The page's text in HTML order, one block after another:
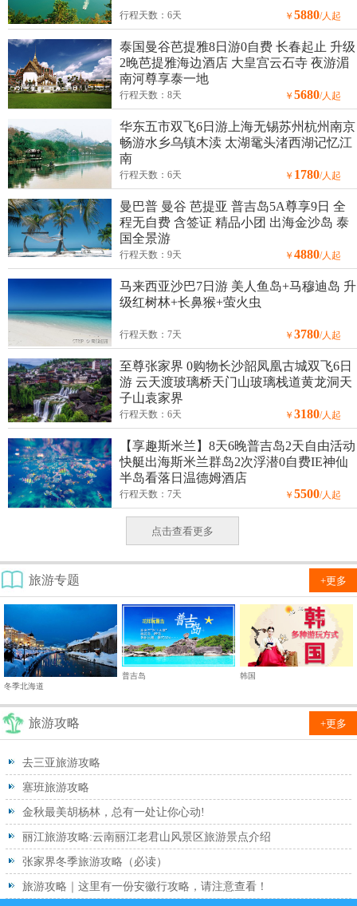
行程天数：6天 ￥ 5880/人起
泰国曼谷芭提雅8日游0自费 长春起止 升级
2晚芭提雅海边酒店 大皇宫云石寺 夜游湄
南河尊享泰一地
行程天数：8天 ￥ 5680/人起
华东五市双飞6日游上海无锡苏州杭州南京
畅游水乡乌镇木渎 太湖鼋头渚西湖记忆江
南
行程天数：6天 ￥ 1780/人起
曼巴普 曼谷 芭提亚 普吉岛5A尊享9日 全
程无自费 含签证 精品小团 出海金沙岛 泰
国全景游
行程天数：9天 ￥ 4880/人起
马来西亚沙巴7日游 美人鱼岛+马穆迪岛 升
级红树林+长鼻猴+萤火虫
行程天数：7天 ￥ 3780/人起
至尊张家界 0购物长沙韶凤凰古城双飞6日
游 云天渡玻璃桥天门山玻璃栈道黄龙洞天
子山袁家界
行程天数：6天 ￥ 3180/人起
【享趣斯米兰】8天6晚普吉岛2天自由活动
快艇出海斯米兰群岛2次浮潜0自费IE神仙
半岛看落日温德姆酒店
行程天数：7天 ￥ 5500/人起
点击查看更多
旅游专题 +更多
冬季北海道
普吉岛 韩国
旅游攻略 +更多
去三亚旅游攻略
塞班旅游攻略
金秋最美胡杨林，总有一处让你心动!
丽江旅游攻略:云南丽江老君山风景区旅游景点介绍
张家界冬季旅游攻略（必读）
旅游攻略｜这里有一份安徽行攻略，请注意查看！